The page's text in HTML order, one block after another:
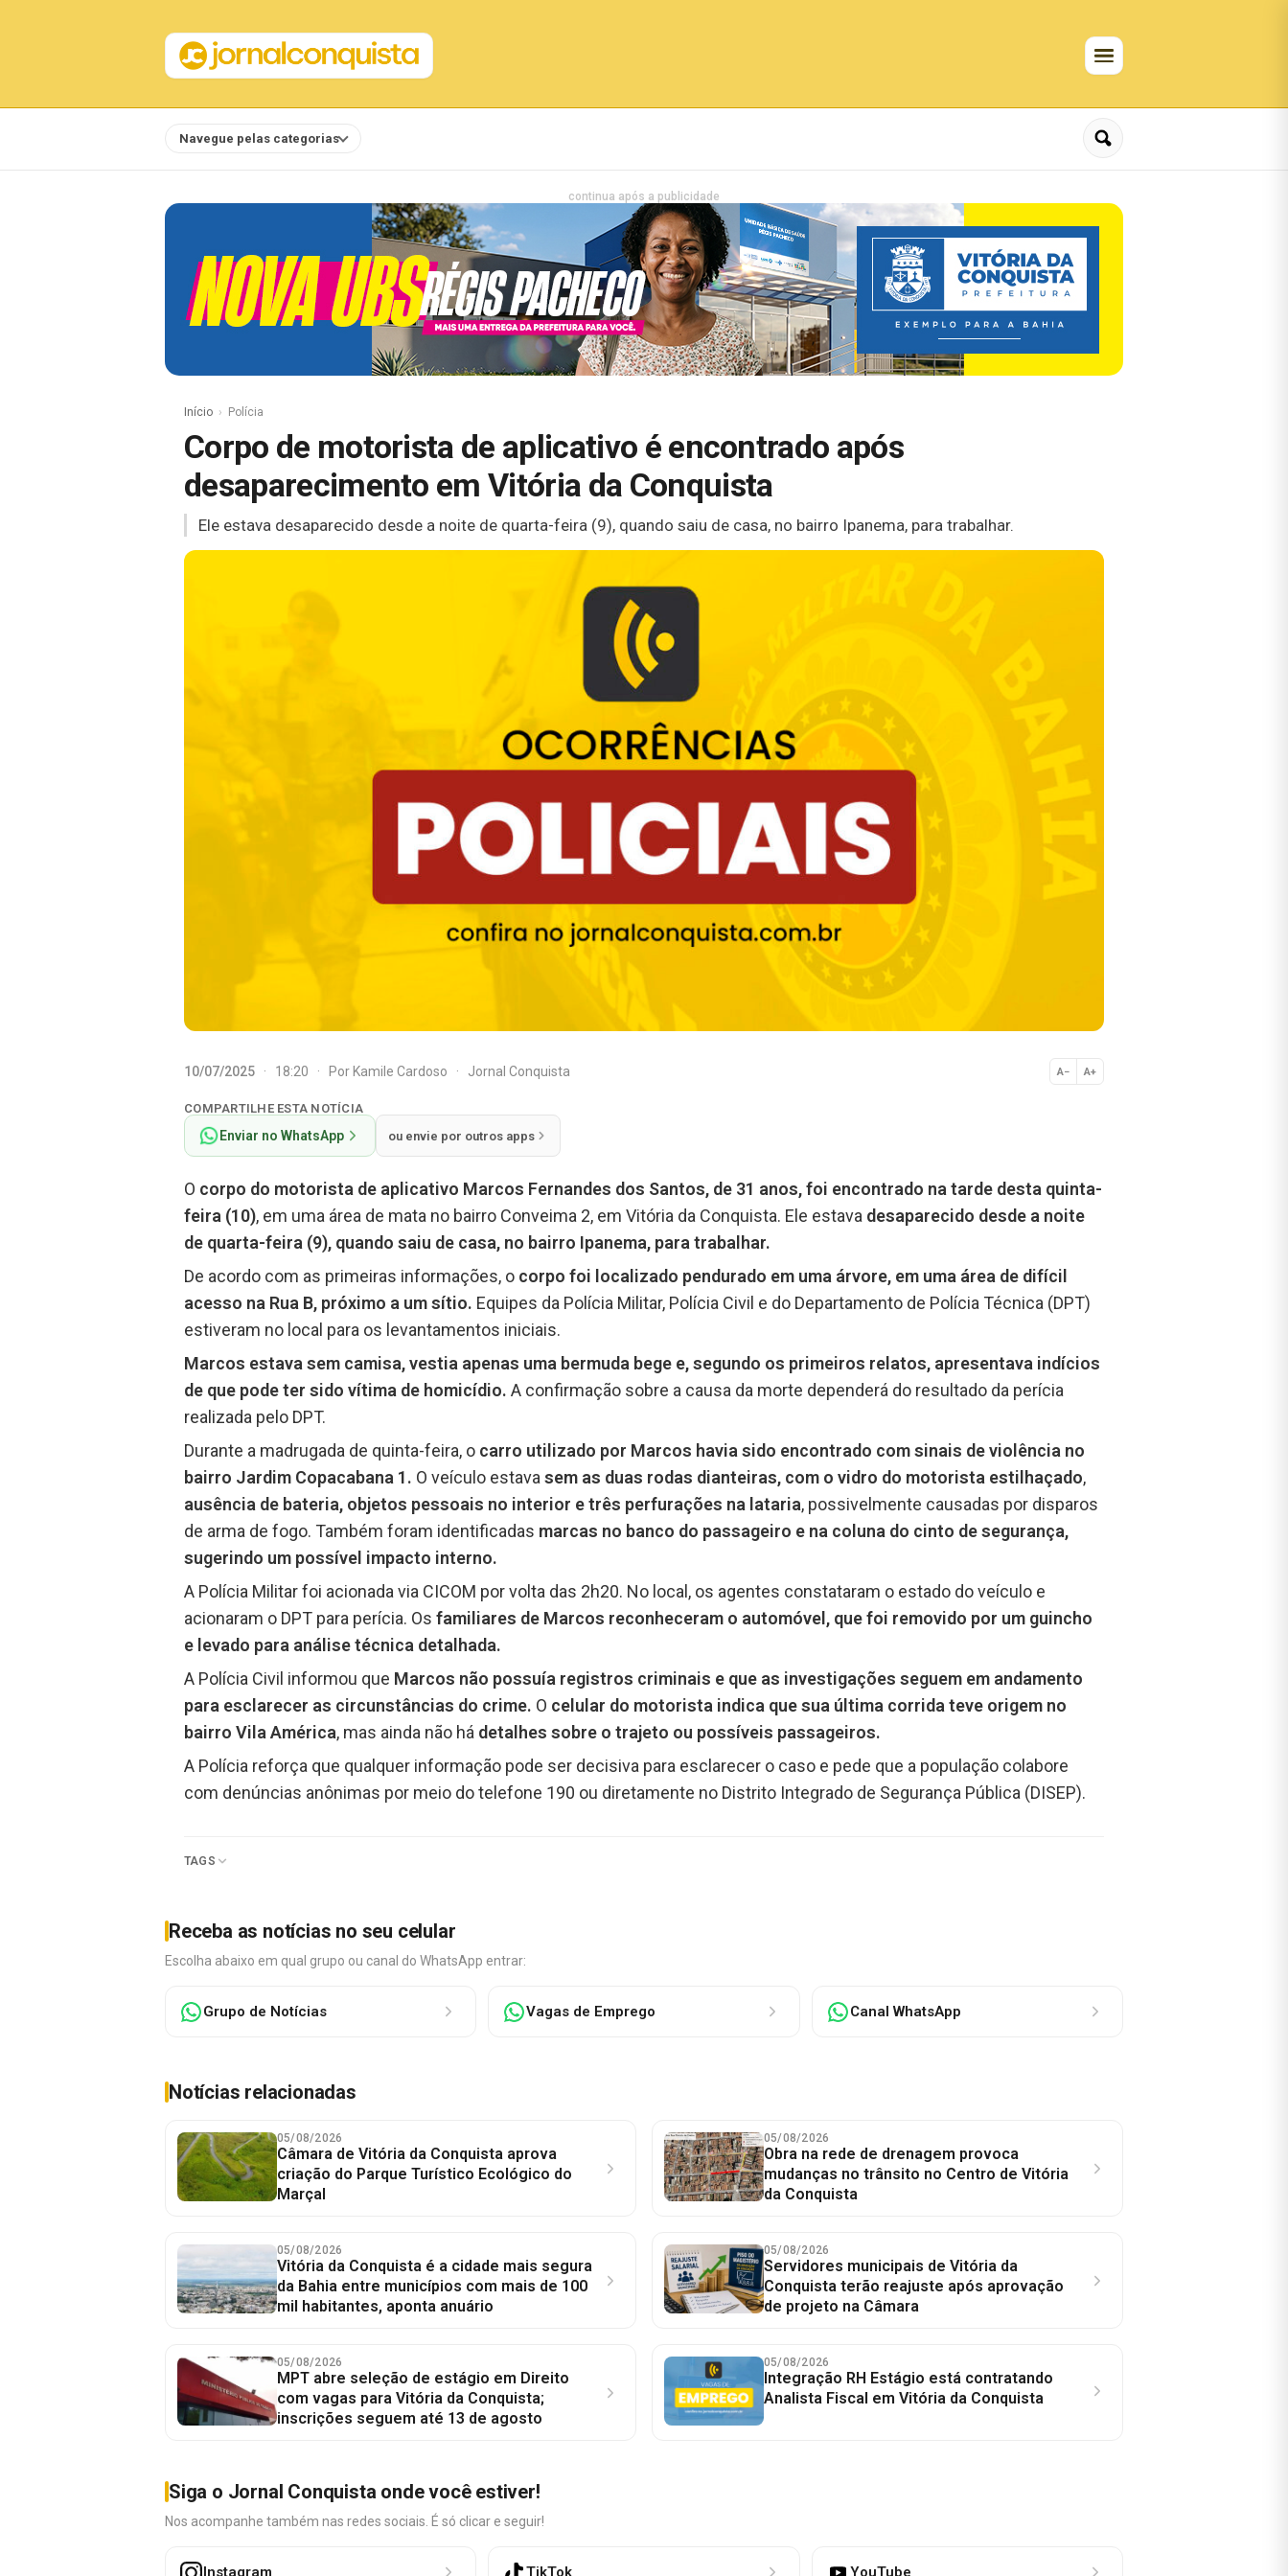
Navegue pelas categorias
continua após a publicidade
Início Polícia
Corpo de motorista de aplicativo é encontrado após
desaparecimento em Vitória da Conquista
Ele estava desaparecido desde a noite de quarta-feira (9), quando saiu de casa, no bairro Ipanema, para trabalhar.
10/07/2025 · 18:20 · Por Kamile Cardoso · Jornal Conquista A− A+
Normal
COMPARTILHE ESTA NOTÍCIA
Enviar no WhatsApp ou envie por outros apps
O corpo do motorista de aplicativo Marcos Fernandes dos Santos, de 31 anos, foi encontrado na tarde desta quinta-
feira (10), em uma área de mata no bairro Conveima 2, em Vitória da Conquista. Ele estava desaparecido desde a noite
de quarta-feira (9), quando saiu de casa, no bairro Ipanema, para trabalhar.
De acordo com as primeiras informações, o corpo foi localizado pendurado em uma árvore, em uma área de difícil
acesso na Rua B, próximo a um sítio. Equipes da Polícia Militar, Polícia Civil e do Departamento de Polícia Técnica (DPT)
estiveram no local para os levantamentos iniciais.
Marcos estava sem camisa, vestia apenas uma bermuda bege e, segundo os primeiros relatos, apresentava indícios
de que pode ter sido vítima de homicídio. A confirmação sobre a causa da morte dependerá do resultado da perícia
realizada pelo DPT.
Durante a madrugada de quinta-feira, o carro utilizado por Marcos havia sido encontrado com sinais de violência no
bairro Jardim Copacabana 1. O veículo estavasem as duas rodas dianteiras, com o vidro do motorista estilhaçado,
ausência de bateria, objetos pessoais no interior e três perfurações na lataria, possivelmente causadas por disparos
de arma de fogo. Também foram identificadas marcas no banco do passageiro e na coluna do cinto de segurança,
sugerindo um possível impacto interno.
A Polícia Militar foi acionada via CICOM por volta das 2h20. No local, os agentes constataram o estado do veículo e
acionaram o DPT para perícia. Os familiares de Marcos reconheceram o automóvel, que foi removido por um guincho
e levado para análise técnica detalhada.
A Polícia Civil informou que Marcos não possuía registros criminais e que as investigações seguem em andamento
para esclarecer as circunstâncias do crime. O celular do motorista indica que sua última corrida teve origem no
bairro Vila América, mas ainda não há detalhes sobre o trajeto ou possíveis passageiros.
A Polícia reforça que qualquer informação pode ser decisiva para esclarecer o caso e pede que a população colabore
com denúncias anônimas por meio do telefone 190 ou diretamente no Distrito Integrado de Segurança Pública (DISEP).
TAGS
Receba as notícias no seu celular
Escolha abaixo em qual grupo ou canal do WhatsApp entrar:
Grupo de Notícias Vagas de Emprego Canal WhatsApp
Notícias relacionadas
05/08/2026
Câmara de Vitória da Conquista aprova
criação do Parque Turístico Ecológico do
Marçal
05/08/2026
Obra na rede de drenagem provoca
mudanças no trânsito no Centro de Vitória
da Conquista
05/08/2026
Vitória da Conquista é a cidade mais segura
da Bahia entre municípios com mais de 100
mil habitantes, aponta anuário
05/08/2026
Servidores municipais de Vitória da
Conquista terão reajuste após aprovação
de projeto na Câmara
05/08/2026
MPT abre seleção de estágio em Direito
com vagas para Vitória da Conquista;
inscrições seguem até 13 de agosto
05/08/2026
Integração RH Estágio está contratando
Analista Fiscal em Vitória da Conquista
Siga o Jornal Conquista onde você estiver!
Nos acompanhe também nas redes sociais. É só clicar e seguir!
Instagram TikTok YouTube